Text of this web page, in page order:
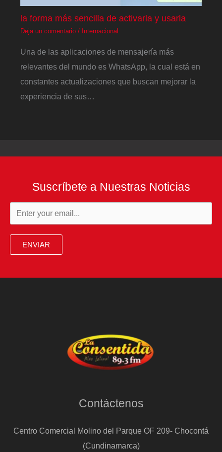
la forma más sencilla de activarla y usarla
Deja un comentario / Internacional
Una de las aplicaciones de mensajería más
relevantes del mundo es WhatsApp, la cual está en
constantes actualizaciones que buscan mejorar la
experiencia de sus…
Suscríbete a Nuestras Noticias
ENVIAR
Contáctenos
Centro Comercial Molino del Parque OF 209- Chocontá
(Cundinamarca)